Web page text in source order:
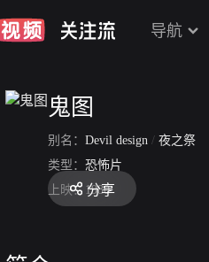
导航
鬼图
别名： Devil design / 夜之祭
类型： 恐怖片
上映： 1980
分享